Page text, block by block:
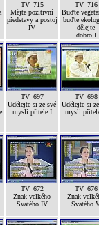
TV_715
Mějte pozitivní
představy a postoj
IV
TV_716
Buďte
buďte
dělejte
dobro I
TV_697
Udělejte si ze své
mysli přítele I
TV_698
Udělejte si
mysli
TV_672
Znak velkého
Svatého IV
TV_676
Znak
Svatého